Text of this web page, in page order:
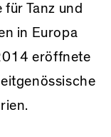
Tanz und
in Europa
eröffnete